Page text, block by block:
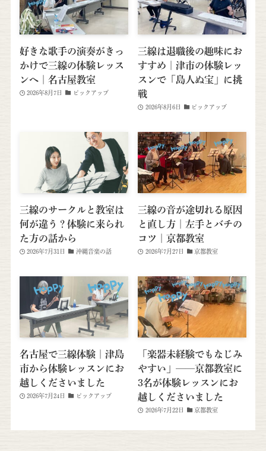
好きな歌手の演奏がきっ
かけで三線の体験レッス
ンへ｜名古屋教室
2026年8月7日 ピックアップ
三線は退職後の趣味にお
すすめ｜津市の体験レッ
スンで「島人ぬ宝」に挑
戦
2026年8月6日 ピックアップ
三線のサークルと教室は
何が違う？体験に来られ
た方の話から
2026年7月31日 沖縄音楽の話
三線の音が途切れる原因
と直し方｜左手とバチの
コツ｜京都教室
2026年7月27日 京都教室
名古屋で三線体験｜津島
市から体験レッスンにお
越しくださいました
2026年7月24日 ピックアップ
「楽器未経験でもなじみ
やすい」──京都教室に
3名が体験レッスンにお
越しくださいました
2026年7月22日 京都教室